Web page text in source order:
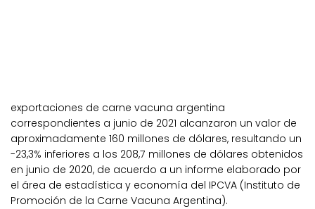
exportaciones de carne vacuna argentina
correspondientes a junio de 2021 alcanzaron un valor de
aproximadamente 160 millones de dólares, resultando un
-23,3% inferiores a los 208,7 millones de dólares obtenidos
en junio de 2020, de acuerdo a un informe elaborado por
el área de estadística y economía del IPCVA (Instituto de
Promoción de la Carne Vacuna Argentina).